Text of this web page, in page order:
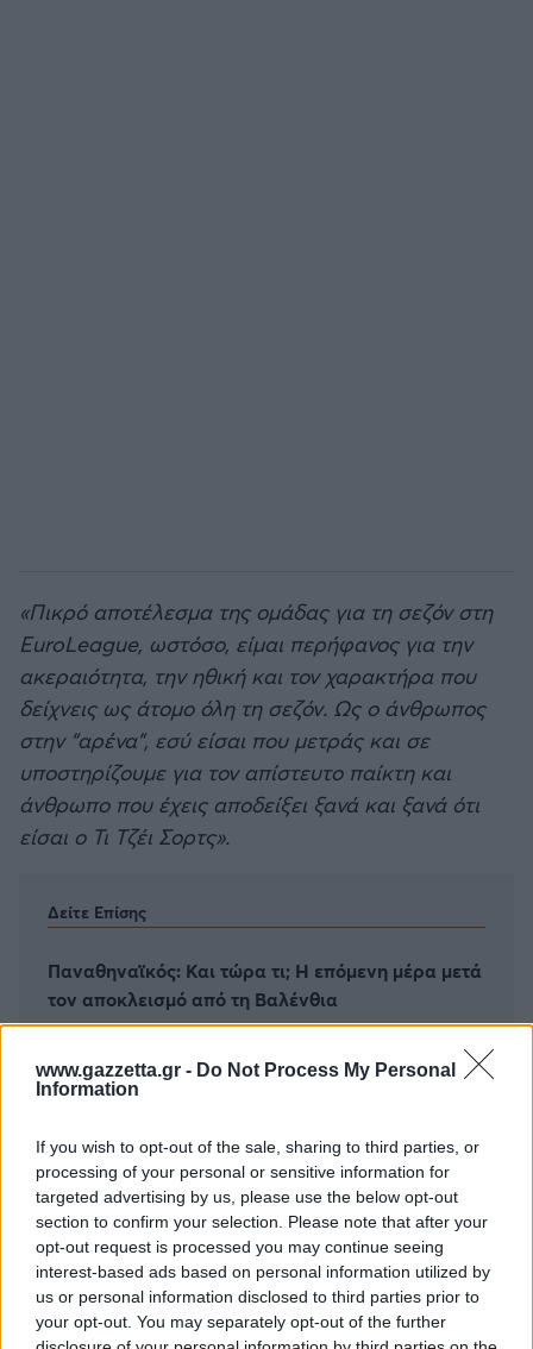
www.gazzetta.gr - Do Not Process My Personal
Information
If you wish to opt-out of the sale, sharing to third parties, or
processing of your personal or sensitive information for
targeted advertising by us, please use the below opt-out
section to confirm your selection. Please note that after your
opt-out request is processed you may continue seeing
interest-based ads based on personal information utilized by
us or personal information disclosed to third parties prior to
your opt-out. You may separately opt-out of the further
Μπάγερν Μονάχου
Παρί Σεν Ζερμέν
«Πικρό αποτέλεσμα της ομάδας για τη σεζόν στη
EuroLeague, ωστόσο, είμαι περήφανος για την
ακεραιότητα, την ηθική και τον χαρακτήρα που
δείχνεις ως άτομο όλη τη σεζόν. Ως ο άνθρωπος
στην “αρένα”, εσύ είσαι που μετράς και σε
υποστηρίζουμε για τον απίστευτο παίκτη και
άνθρωπο που έχεις αποδείξει ξανά και ξανά ότι
είσαι ο Τι Τζέι Σορτς».
Δείτε Επίσης
Παναθηναϊκός: Και τώρα τι; Η επόμενη μέρα μετά
τον αποκλεισμό από τη Βαλένθια